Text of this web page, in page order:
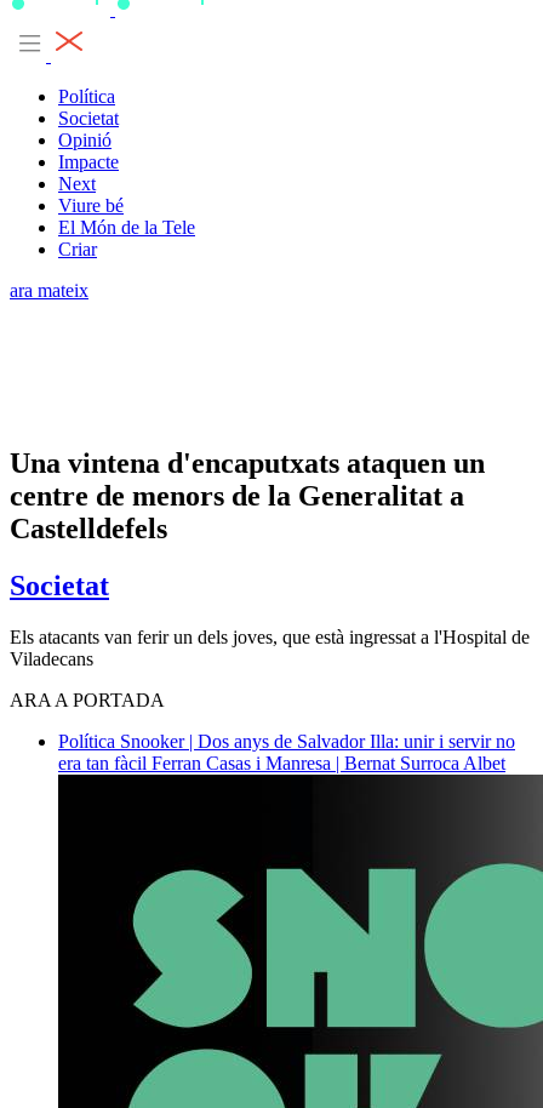
Política
Societat
Opinió
Impacte
Next
Viure bé
El Món de la Tele
Criar
ara mateix
Una vintena d'encaputxats ataquen un
centre de menors de la Generalitat a
Castelldefels
Societat
Els atacants van ferir un dels joves, que està ingressat a l'Hospital de
Viladecans
ARA A PORTADA
Política Snooker | Dos anys de Salvador Illa: unir i servir no
era tan fàcil Ferran Casas i Manresa | Bernat Surroca Albet